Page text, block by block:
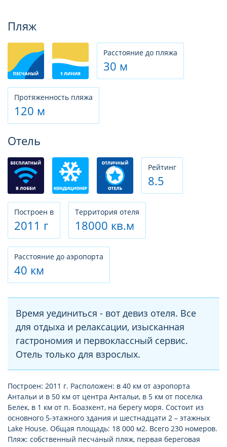
Пляж
Расстояние до пляжа
30 м
Протяженность пляжа
120 м
Отель
Рeйтинг
8.5
Построен в
2011 г
Территория отеля
18000 кв.м
Расстояние до аэропорта
40 км
Время уединиться - вот девиз отеля. Все
для отдыха и релаксации, изысканная
гастрономия и первоклассный сервис.
Отель только для взрослых.
Построен: 2011 г. Расположен: в 40 км от аэропорта
Антальи и в 50 км от центра Антальи, в 5 км от поселка
Белек, в 1 км от п. Боазкент, на берегу моря. Состоит из
основного 5-этажного здания и шестнадцати 2 – этажных
Lake House. Общая площадь: 18 000 м2. Всего 230 номеров.
Пляж: собственный песчаный пляж, первая береговая